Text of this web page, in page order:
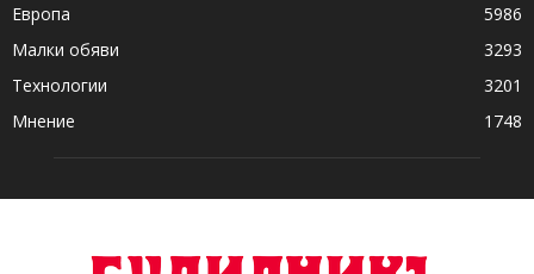
Европа
5986
Малки обяви
3293
Технологии
3201
Мнение
1748